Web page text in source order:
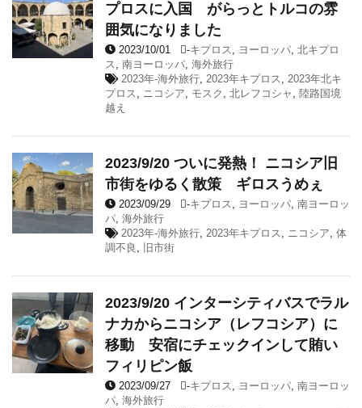
プロスに入国 がらっとトルコの雰
囲気になりました
2023/10/01 -キプロス , ヨーロッパ, 北キプロ
ス , 南ヨーロッパ, 海外旅行
2023年-海外旅行, 2023年キプロス , 2023年北キ
プロス , ニコシア, モスク , 北レフコシャ , 陸路国境
越え
2023/9/20 ついに発熱！ ニコシア旧
市街をゆるく散策 ギロスうめぇ
2023/09/29 -キプロス , ヨーロッパ, 南ヨーロッ
パ, 海外旅行
2023年-海外旅行, 2023年キプロス , ニコシア, 体
調不良 , 旧市街
2023/9/20 インターシティバスでラル
ナカからニコシア（レフコシア）に
移動 安宿にチェックインして賄い
フィリピン飯
2023/09/27 -キプロス , ヨーロッパ, 南ヨーロッ
パ, 海外旅行